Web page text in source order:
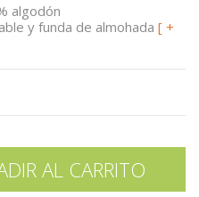
algodón
y funda de almohada [ +
AL CARRITO